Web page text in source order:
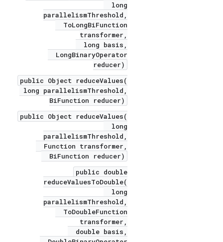
long
parallelismThreshold,
ToLongBiFunction
transformer,
long basis,
LongBinaryOperator
reducer)
public Object reduceValues(
long parallelismThreshold,
BiFunction reducer)
public Object reduceValues(
long
parallelismThreshold,
Function transformer,
BiFunction reducer)
public double
reduceValuesToDouble(
long
parallelismThreshold,
ToDoubleFunction
transformer,
double basis,